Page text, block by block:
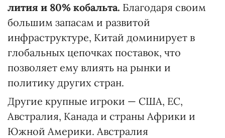
лития и 80% кобальта. Благодаря своим
большим запасам и развитой
инфраструктуре, Китай доминирует в
глобальных цепочках поставок, что
позволяет ему влиять на рынки и
политику других стран.
Другие крупные игроки — США, ЕС,
Австралия, Канада и страны Африки и
Южной Америки. Австралия